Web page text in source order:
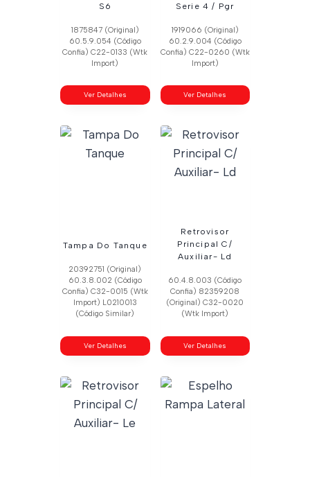
S6
1875847 (Original)
60.5.9.054 (Código
Confia) C22-0133 (Wtk
Import)
Ver Detalhes
Serie 4 / Pgr
1919066 (Original)
60.2.9.004 (Código
Confia) C22-0260 (Wtk
Import)
Ver Detalhes
Tampa Do Tanque
20392751 (Original)
60.3.8.002 (Código
Confia) C32-0015 (Wtk
Import) L0210013
(Código Similar)
Ver Detalhes
Retrovisor
Principal C/
Auxiliar- Ld
60.4.8.003 (Código
Confia) 82359208
(Original) C32-0020
(Wtk Import)
Ver Detalhes